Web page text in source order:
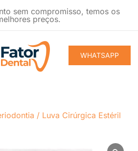
sem compromisso, temos os
preços.
WHATSAPP
/ Luva Cirúrgica Estéril